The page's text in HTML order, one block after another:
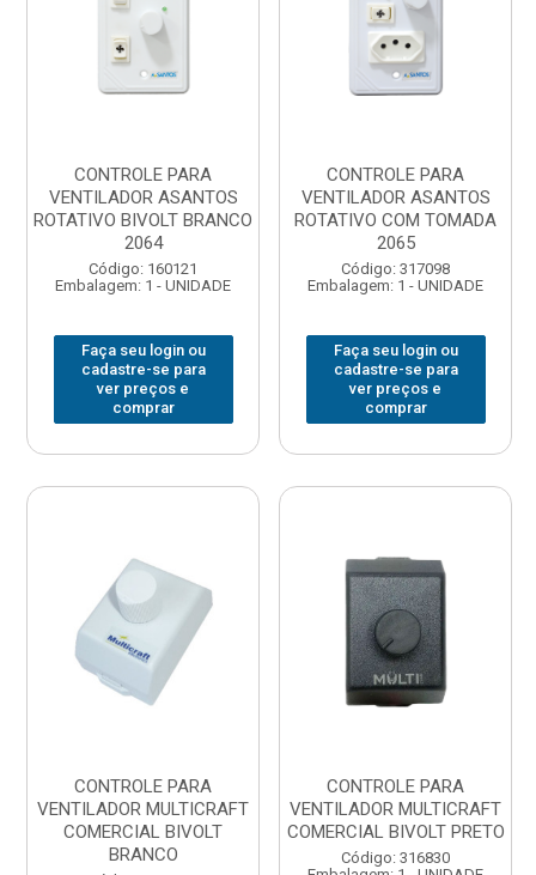
CONTROLE PARA
VENTILADOR ASANTOS
ROTATIVO BIVOLT BRANCO
2064
Código: 160121
Embalagem: 1 - UNIDADE
Faça seu login ou
cadastre-se para
ver preços e
comprar
CONTROLE PARA
VENTILADOR ASANTOS
ROTATIVO COM TOMADA
2065
Código: 317098
Embalagem: 1 - UNIDADE
Faça seu login ou
cadastre-se para
ver preços e
comprar
CONTROLE PARA
VENTILADOR MULTICRAFT
COMERCIAL BIVOLT
BRANCO
CONTROLE PARA
VENTILADOR MULTICRAFT
COMERCIAL BIVOLT PRETO
Código: 316830